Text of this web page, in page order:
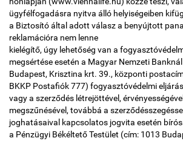
ügyfélfogadásra nyitva álló helyiségeiben
a Biztosító által adott válasz a benyújtott
reklamációra nem lenne
kielégítő, úgy lehetőség van a
megsértése esetén a Magyar Nemzeti
Budapest, Krisztina krt. 39., központi
BKKP Postafiók 777) fogyasztóvédelmi
vagy a szerződés létrejöttével,
megszűnésével, továbbá a
joghatásaival kapcsolatos jogvita esetén
a Pénzügyi Békéltető Testület (cím: 1013